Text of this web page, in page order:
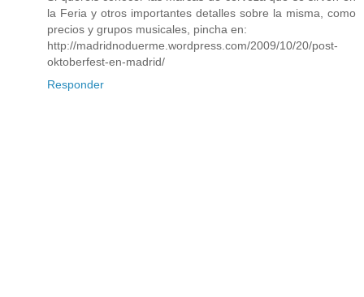
la Feria y otros importantes detalles sobre la misma, como
precios y grupos musicales, pincha en:
http://madridnoduerme.wordpress.com/2009/10/20/post-
oktoberfest-en-madrid/
Responder